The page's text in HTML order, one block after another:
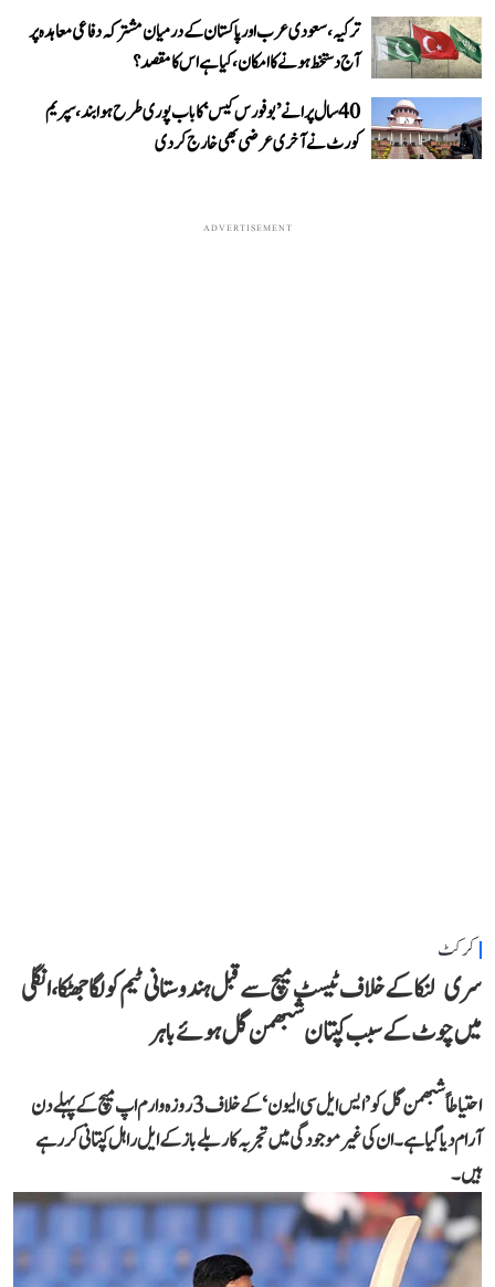
ترکیہ، سعودی عرب اور پاکستان کے درمیان مشترکہ دفاعی معاہدہ پر
آج دستخط ہونے کا امکان، کیا ہے اس کا مقصد؟
40 سال پرانے ’بوفورس کیس‘ کا باب پوری طرح ہوا بند، سپریم
کورٹ نے آخری عرضی بھی خارج کر دی
ADVERTISEMENT
کرکٹ
سری لنکا کے خلاف ٹیسٹ میچ سے قبل ہندوستانی ٹیم کو لگا جھٹکا، انگلی
میں چوٹ کے سبب کپتان شبھمن گل ہوئے باہر
احتیاطاً شبھمن گل کو ’ایس ایل سی الیون‘ کے خلاف 3 روزہ وارم اپ میچ کے پہلے دن
آرام دیا گیا ہے۔ ان کی غیر موجودگی میں تجربہ کار بلے باز کے ایل راہل کپتانی کر رہے
ہیں۔